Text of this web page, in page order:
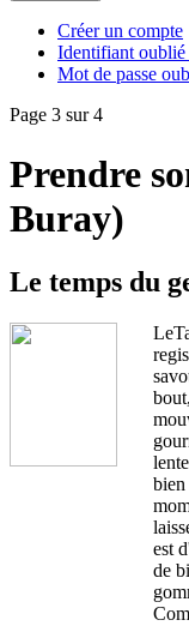
Créer un compte
Identifiant oublié
Mot de passe
Page 3 sur 4
Prendre
Buray)
Le temps du
bien
est
de